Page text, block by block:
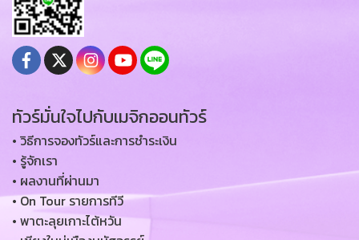
ทัวร์มั่นใจไปกับเมจิกออนทัวร์
• วิธีการจองทัวร์และการชำระเงิน
• รู้จักเรา
• ผลงานที่ผ่านมา
• On Tour รายการทีวี
• พาตะลุยเกาะไต้หวัน